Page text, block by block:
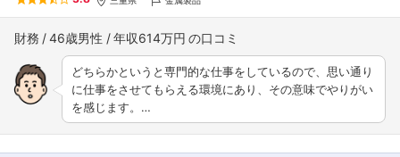
財務 46歳男性 年収614万円
どちらかというと専門的な仕事をしているので、思い通り
に仕事をさせてもらえる環境にあり、その意味でやりがい
を感じます。…